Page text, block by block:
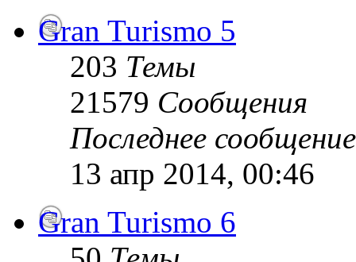
Gran Turismo 5
203 Темы
21579 Сообщения
Последнее сообщение
13 апр 2014, 00:46
Gran Turismo 6